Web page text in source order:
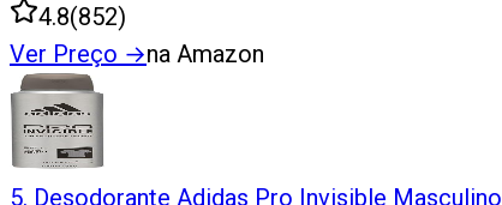
4.8(852)
Ver Preço →na Amazon
5. Desodorante Adidas Pro Invisible Masculino